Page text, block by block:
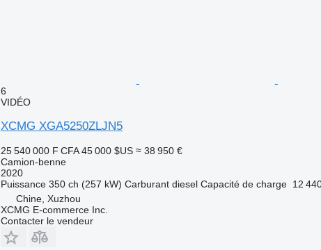
6
VIDÉO
XCMG XGA5250ZLJN5
25 540 000 F CFA 45 000 $US ≈ 38 950 €
Camion-benne
2020
Puissance 350 ch (257 kW) Carburant diesel Capacité de charge 12
Chine, Xuzhou
XCMG E-commerce Inc.
Contacter le vendeur